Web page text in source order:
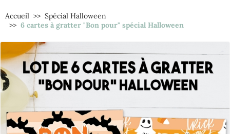
Accueil
Spécial Halloween
6 cartes à gratter "Bon pour" spécial Halloween